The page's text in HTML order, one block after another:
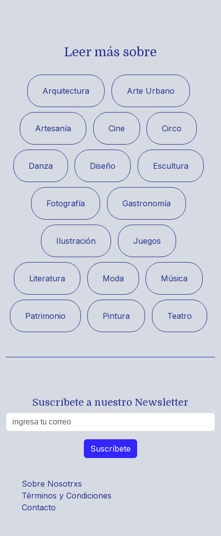
Leer más sobre
Arquitectura Arte Urbano
Artesanía Cine Circo
Danza Diseño Escultura
Fotografía Gastronomía
Ilustración Juegos
Literatura Moda Música
Patrimonio Pintura Teatro
Suscríbete a nuestro Newsletter
Sobre Nosotrxs
Términos y Condiciones
Contacto